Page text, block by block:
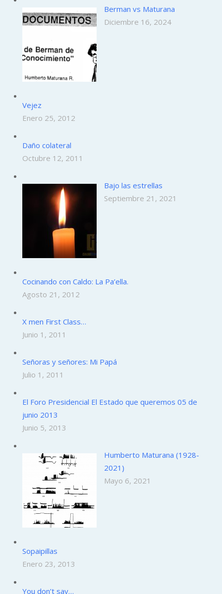
Berman vs Maturana
Diciembre 16, 2024
Vejez
Enero 25, 2012
Daño colateral
Octubre 12, 2011
Bajo las estrellas
Septiembre 21, 2021
Cocinando con Caldo: La Pa’ella.
Agosto 21, 2012
X men First Class…
Junio 1, 2011
Señoras y señores: Mi Papá
Julio 1, 2011
El Foro Presidencial El Estado que queremos 05 de
junio 2013
Junio 5, 2013
Humberto Maturana (1928-
2021)
Mayo 6, 2021
Sopaipillas
Enero 23, 2013
You don’t say…